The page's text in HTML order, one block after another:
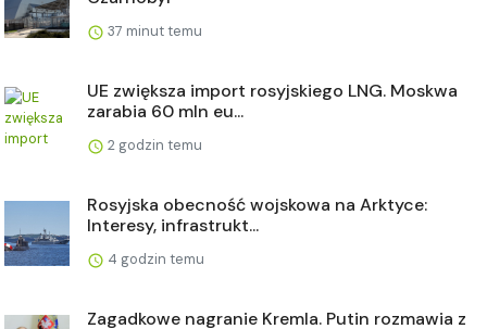
37 minut temu
UE zwiększa import rosyjskiego LNG. Moskwa
zarabia 60 mln eu...
2 godzin temu
Rosyjska obecność wojskowa na Arktyce:
Interesy, infrastrukt...
4 godzin temu
Zagadkowe nagranie Kremla. Putin rozmawia z